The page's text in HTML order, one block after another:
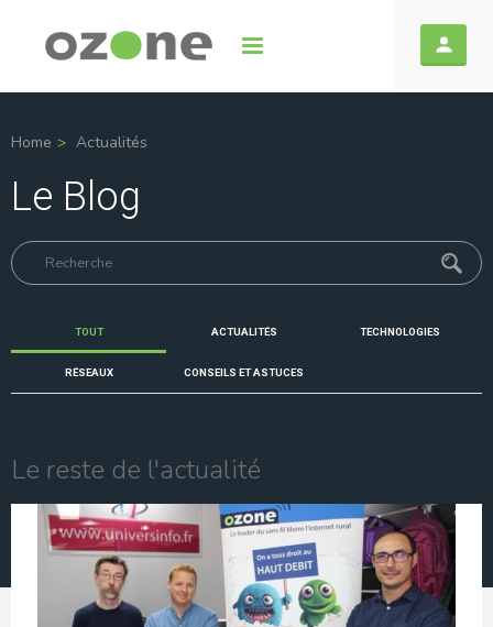
Home Actualités
Le Blog
TOUT ACTUALITÉS TECHNOLOGIES
RÉSEAUX CONSEILS ET ASTUCES
Le reste de l'actualité